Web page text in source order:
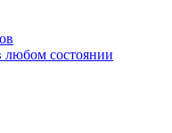
состоянии